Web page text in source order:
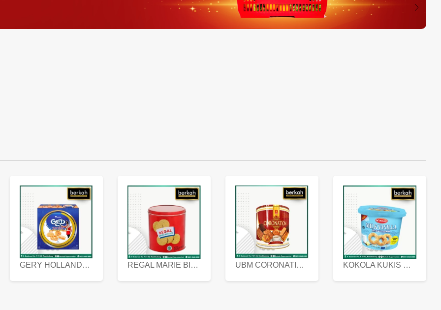
GERY HOLLANDA BUTTER COOKIES 450 GRAM REGAL MARIE BISCUIT KALENG 550 GRAM UBM CORONATION ASSORTED BISKUIT KALENG 450 GRAM KOKOLA KUKIS HYGIENIC MILK VANILLA PACK 320 GR